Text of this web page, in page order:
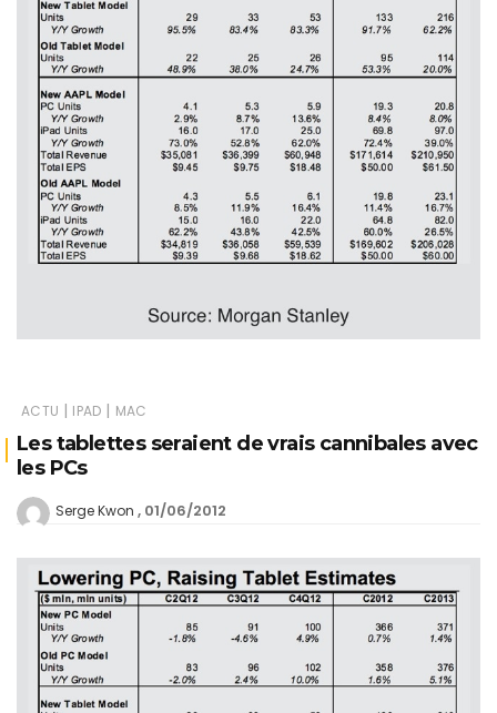
ACTU | IPAD | MAC
Les tablettes seraient de vrais cannibales avec
les PCs
Serge Kwon 01/06/2012